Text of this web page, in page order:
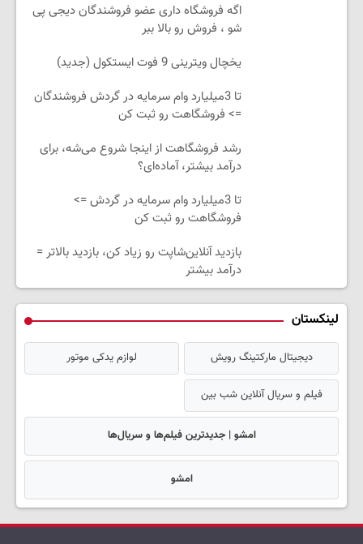
اگه فروشگاه داری عضو فروشندگان دیجی پی
شو ، فروش رو بالا ببر
یخچال ویترینی 9 فوت ایستکول (جدید)
تا 3میلیارد وام سرمایه در گردش فروشندگان
=> فروشگاهت رو ثبت کن
رشد فروشگاهت از اینجا شروع می‌شه، برای
درآمد بیشتر، آماده‌ای؟
تا 3میلیارد وام سرمایه در گردش =>
فروشگاهت رو ثبت کن
بازدید آنلاین‌شاپت رو زیاد کن، بازدید بالاتر =
درآمد بیشتر
لینکستان
دیجیتال مارکتینگ رویش لوازم یدکی موتور
فیلم و سریال آنلاین شب بین
امشو | جدیدترین فیلم‌ها و سریال‌ها
امشو